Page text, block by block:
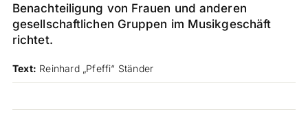
Benachteiligung von Frauen und anderen
gesellschaftlichen Gruppen im Musikgeschäft
richtet.
Text: Reinhard „Pfeffi“ Ständer